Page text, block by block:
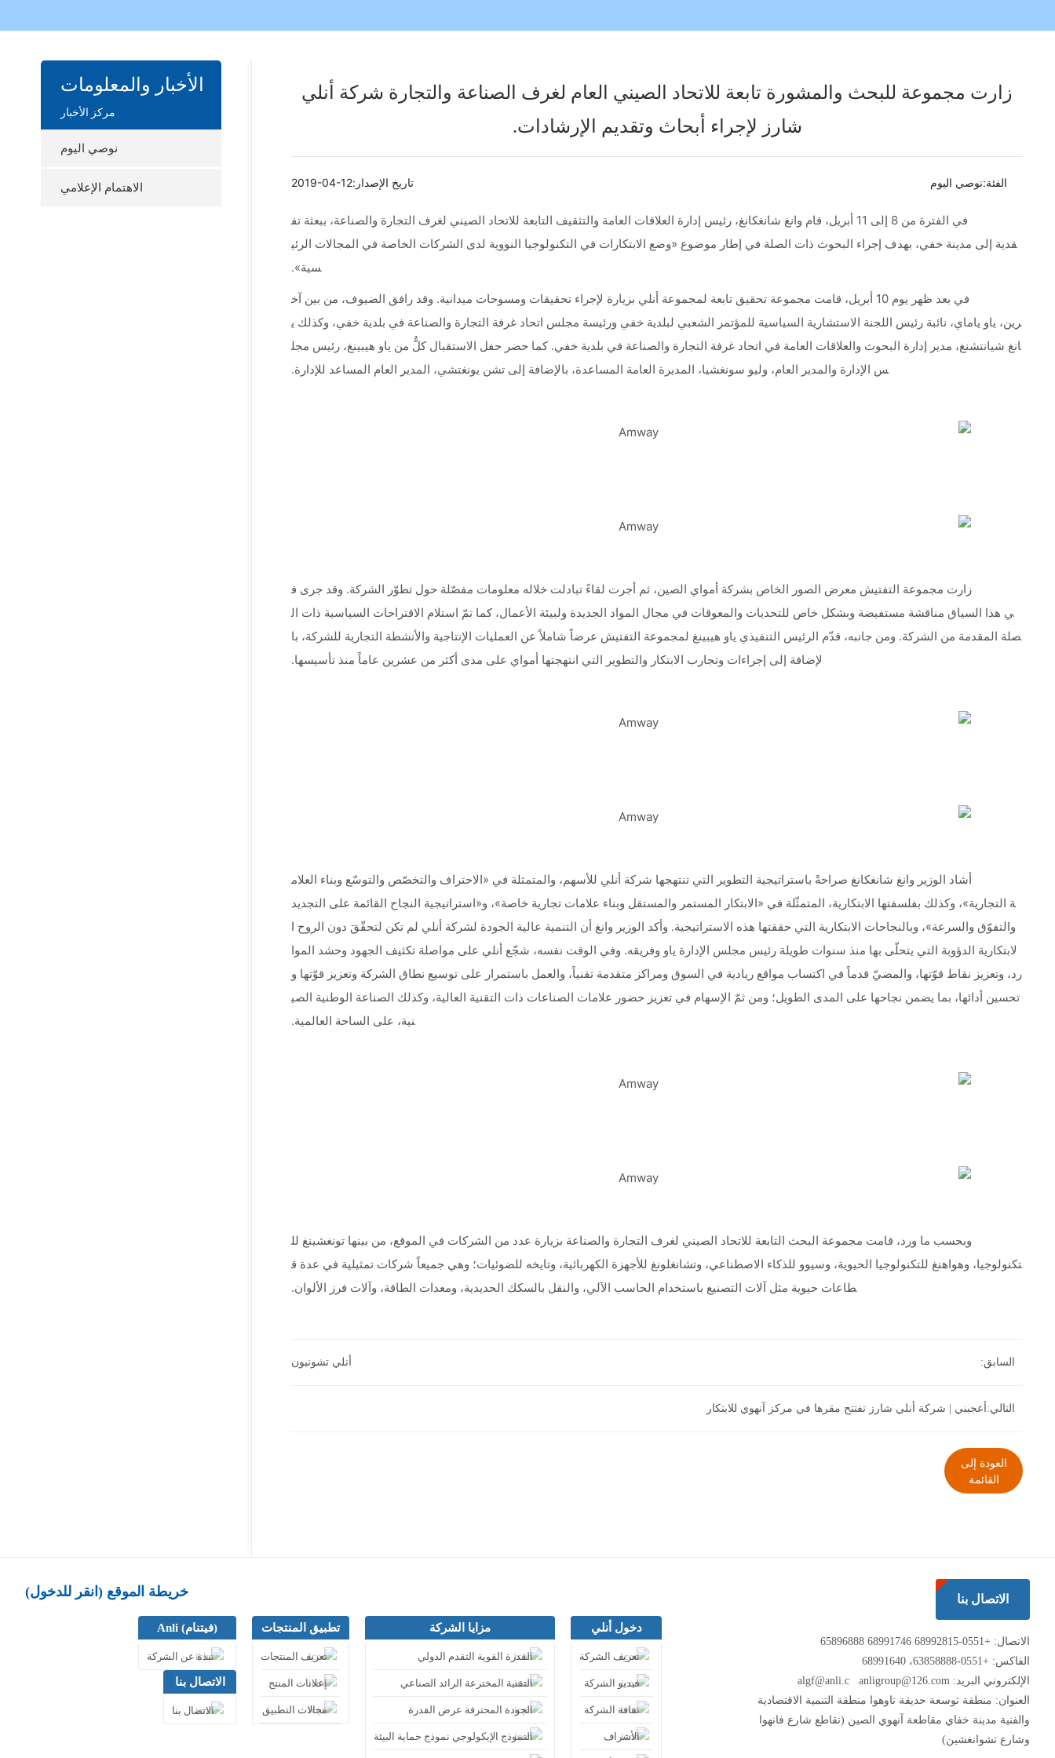
الأخبار والمعلومات
مركز الأخبار
نوصي اليوم
الاهتمام الإعلامي
زارت مجموعة للبحث والمشورة تابعة للاتحاد الصيني العام لغرف الصناعة والتجارة شركة أنلي
شارز لإجراء أبحاث وتقديم الإرشادات.
الفئة:نوصي اليوم تاريخ الإصدار:2019-04-12
في الفترة من 8 إلى 11 أبريل، قام وانغ شانغكانغ، رئيس إدارة العلاقات العامة والتثقيف التابعة للاتحاد الصيني لغرف التجارة والصناعة، ببعثة تف
قدية إلى مدينة خفي، بهدف إجراء البحوث ذات الصلة في إطار موضوع «وضع الابتكارات في التكنولوجيا النووية لدى الشركات الخاصة في المجالات الرئي
سية».
في بعد ظهر يوم 10 أبريل، قامت مجموعة تحقيق تابعة لمجموعة أنلي بزيارة لإجراء تحقيقات ومسوحات ميدانية. وقد رافق الضيوف، من بين آخ
رين، ياو ياماي، نائبة رئيس اللجنة الاستشارية السياسية للمؤتمر الشعبي لبلدية خفي ورئيسة مجلس اتحاد غرفة التجارة والصناعة في بلدية خفي، وكذلك ي
انغ شيانتشنغ، مدير إدارة البحوث والعلاقات العامة في اتحاد غرفة التجارة والصناعة في بلدية خفي. كما حضر حفل الاستقبال كلٌّ من ياو هيبينغ، رئيس مجل
س الإدارة والمدير العام، وليو سونغشيا، المديرة العامة المساعدة، بالإضافة إلى تشن يونغتشي، المدير العام المساعد للإدارة.
زارت مجموعة التفتيش معرض الصور الخاص بشركة أمواي الصين، ثم أجرت لقاءً تبادلت خلاله معلومات مفصّلة حول تطوّر الشركة. وقد جرى ف
ي هذا السياق مناقشة مستفيضة وبشكل خاص للتحديات والمعوقات في مجال المواد الجديدة ولبيئة الأعمال، كما تمّ استلام الاقتراحات السياسية ذات ال
صلة المقدمة من الشركة. ومن جانبه، قدّم الرئيس التنفيذي ياو هيبينغ لمجموعة التفتيش عرضاً شاملاً عن العمليات الإنتاجية والأنشطة التجارية للشركة، با
لإضافة إلى إجراءات وتجارب الابتكار والتطوير التي انتهجتها أمواي على مدى أكثر من عشرين عاماً منذ تأسيسها.
أشاد الوزير وانغ شانغكانغ صراحةً باستراتيجية التطوير التي تنتهجها شركة أنلي للأسهم، والمتمثلة في «الاحتراف والتخصّص والتوسّع وبناء العلام
ة التجارية»، وكذلك بفلسفتها الابتكارية، المتمثّلة في «الابتكار المستمر والمستقل وبناء علامات تجارية خاصة»، و«استراتيجية النجاح القائمة على التجديد
والتفوّق والسرعة»، وبالنجاحات الابتكارية التي حققتها هذه الاستراتيجية. وأكد الوزير وانغ أن التنمية عالية الجودة لشركة أنلي لم تكن لتحقّقَ دون الروح ا
لابتكارية الدؤوبة التي يتحلّى بها منذ سنوات طويلة رئيس مجلس الإدارة ياو وفريقه. وفي الوقت نفسه، شجّع أنلي على مواصلة تكثيف الجهود وحشد الموا
رد، وتعزيز نقاط قوّتها، والمضيّ قدماً في اكتساب مواقع ريادية في السوق ومراكز متقدمة تقنياً، والعمل باستمرار على توسيع نطاق الشركة وتعزيز قوّتها و
تحسين أدائها، بما يضمن نجاحها على المدى الطويل؛ ومن ثمّ الإسهام في تعزيز حضور علامات الصناعات ذات التقنية العالية، وكذلك الصناعة الوطنية الصي
نية، على الساحة العالمية.
وبحسب ما ورد، قامت مجموعة البحث التابعة للاتحاد الصيني لغرف التجارة والصناعة بزيارة عدد من الشركات في الموقع، من بينها تونغشينغ لل
تكنولوجيا، وهواهنغ للتكنولوجيا الحيوية، وسيوو للذكاء الاصطناعي، وتشانغلونغ للأجهزة الكهربائية، وتايخه للضوئيات؛ وهي جميعاً شركات تمثيلية في عدة ق
طاعات حيوية مثل آلات التصنيع باستخدام الحاسب الآلي، والنقل بالسكك الحديدية، ومعدات الطاقة، وآلات فرز الألوان.
السابق: أنلي تشونيون
التالي: أعجبني | شركة أنلي شارز تفتتح مقرها في مركز آنهوي للابتكار
العودة إلى
القائمة
خريطة الموقع (انقر للدخول)
دخول أنلي
تعريف الشركة
فيديو الشركة
ثقافة الشركة
الأشراف
مزايا الشركة
القدرة القوية التقدم الدولي
التقنية المخترعة الرائد الصناعي
الجودة المحترفة عرض القدرة
النموذج الإيكولوجي نموذج حماية البيئة
تطبيق المنتجات
تعريف المنتجات
إعلانات المنتج
مجالات التطبيق
(فيتنام) Anli
نبذة عن الشركة
الاتصال بنا
الاتصال بنا
الاتصال بنا
الاتصال: +0551-68992815
68991746
65896888
الفاكس: +0551-63858888، 68991640
الإلكتروني البريد:
algf@anli.c
anligroup@126.com
العنوان: منطقة توسعة حديقة تاوهوا منطقة التنمية الاقتصادية
والفنية مدينة خفاي مقاطعة آنهوي الصين (تقاطع شارع فانهوا
وشارع تشوانغشين)